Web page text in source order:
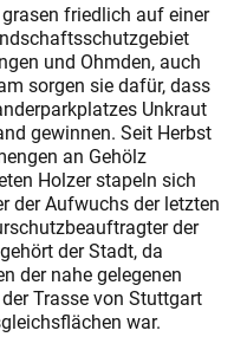
friedlich auf einer
und Ohmden, auch
sorgen sie dafür, dass
Unkraut
gewinnen. Seit Herbst
an Gehölz
Holzer stapeln sich
der Aufwuchs der letzten
der
der Stadt, da
der nahe gelegenen
Trasse von Stuttgart
war.